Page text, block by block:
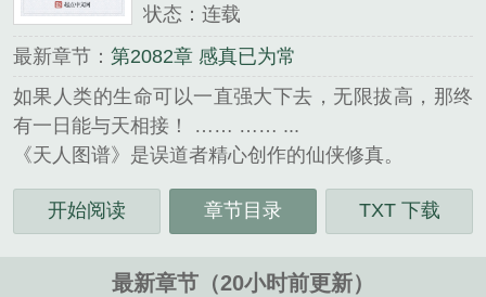
状态：连载
最新章节： 第2082章 感真已为常
如果人类的生命可以一直强大下去，无限拔高，那终
有一日能与天相接！ …… …… ...
《天人图谱》是误道者精心创作的仙侠修真。
开始阅读 章节目录 TXT 下载
最新章节（20小时前更新）